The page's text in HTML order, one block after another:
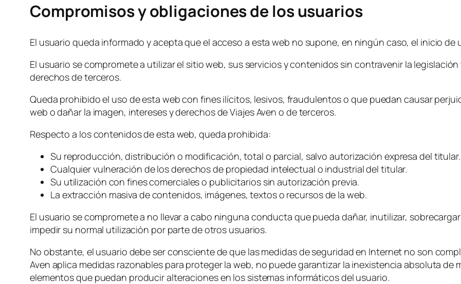
Compromisos y obligaciones de los usuarios
El usuario queda informado y acepta que el acceso a esta web no supone, en ningún caso, el inicio de
El usuario se compromete a utilizar el sitio web, sus servicios y contenidos sin contravenir la
derechos de terceros.
Queda prohibido el uso de esta web con fines ilícitos, lesivos, fraudulentos o que puedan causar
web o dañar la imagen, intereses y derechos de Viajes Aven o de terceros.
Respecto a los contenidos de esta web, queda prohibida:
Su reproducción, distribución o modificación, total o parcial, salvo autorización expresa del titular.
Cualquier vulneración de los derechos de propiedad intelectual o industrial del titular.
Su utilización con fines comerciales o publicitarios sin autorización previa.
La extracción masiva de contenidos, imágenes, textos o recursos de la web.
El usuario se compromete a no llevar a cabo ninguna conducta que pueda dañar, inutilizar,
impedir su normal utilización por parte de otros usuarios.
No obstante, el usuario debe ser consciente de que las medidas de seguridad en Internet no son
Aven aplica medidas razonables para proteger la web, no puede garantizar la inexistencia absoluta
elementos que puedan producir alteraciones en los sistemas informáticos del usuario.